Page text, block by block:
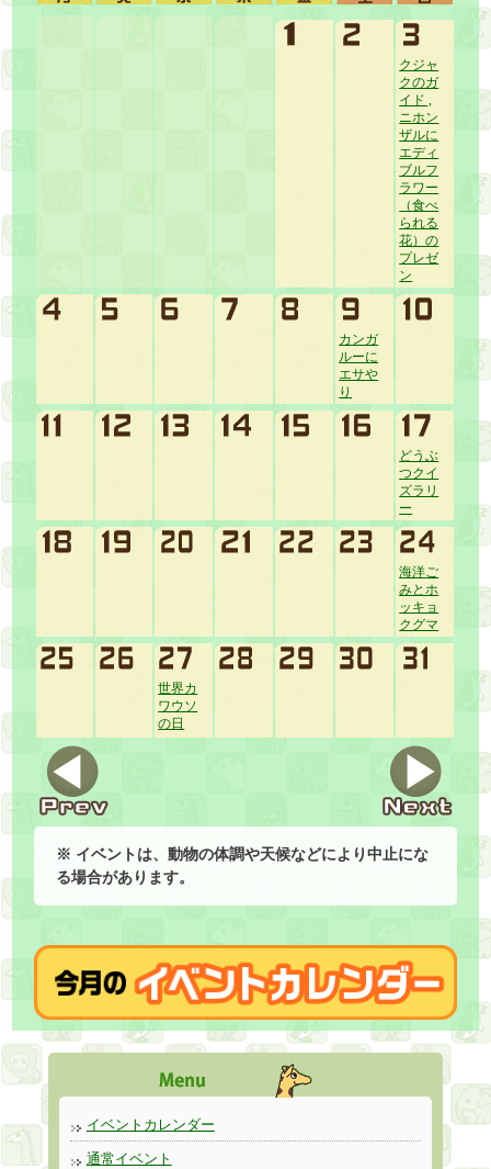
クジャ
クのガ
イド ,
ニホン
ザルに
エディ
ブルフ
ラワー
（食べ
られる
花）の
プレゼ
ン
カンガ
ルーに
エサや
り
どうぶ
つクイ
ズラリ
ー
海洋ご
みとホ
ッキョ
クグマ
世界カ
ワウソ
の日
※ イベントは、動物の体調や天候などにより中止にな
る場合があります。
イベントカレンダー
通常イベント